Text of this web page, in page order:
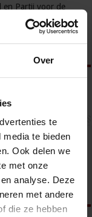
Over
te
te bieden
Ook delen we
met onze
analyse. Deze
met andere
die ze hebben
en Partij voor de